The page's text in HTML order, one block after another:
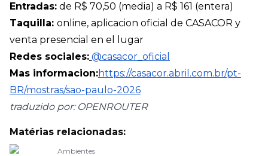
Entradas: de R$ 70,50 (media) a R$ 161 (entera)
Taquilla: online, aplicacion oficial de CASACOR y
venta presencial en el lugar
Redes sociales: @casacor_oficial
Mas informacion:https://casacor.abril.com.br/pt-
BR/mostras/sao-paulo-2026
traduzido por: OPENROUTER
Matérias relacionadas:
Ambientes